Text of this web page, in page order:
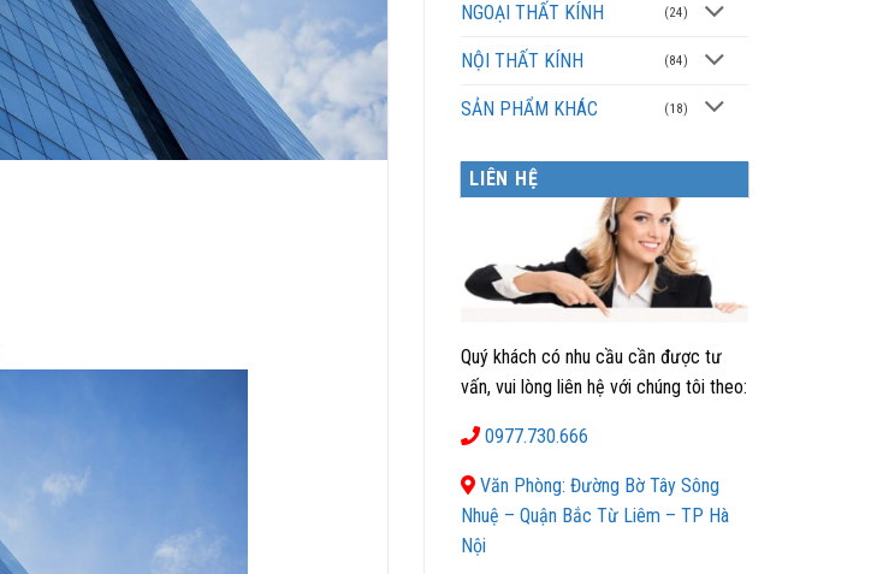
NGOẠI THẤT KÍNH (24)
NỘI THẤT KÍNH (84)
SẢN PHẨM KHÁC (18)
LIÊN HỆ
Quý khách có nhu cầu cần được tư
vấn, vui lòng liên hệ với chúng tôi theo:
0977.730.666
Văn Phòng: Đường Bờ Tây Sông
Nhuệ – Quận Bắc Từ Liêm – TP Hà
Nội